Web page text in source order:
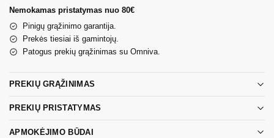
Nemokamas pristatymas nuo 80€
Pinigų grąžinimo garantija.
Prekės tiesiai iš gamintojų.
Patogus prekių grąžinimas su Omniva.
PREKIŲ GRĄŽINIMAS
PREKIŲ PRISTATYMAS
APMOKĖJIMO BŪDAI